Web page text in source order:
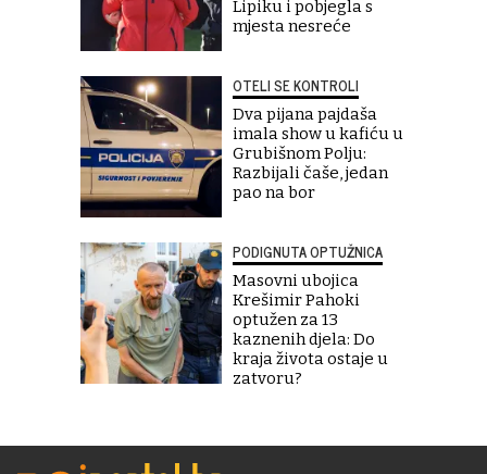
Lipiku i pobjegla s
mjesta nesreće
OTELI SE KONTROLI
Dva pijana pajdaša
imala show u kafiću u
Grubišnom Polju:
Razbijali čaše, jedan
pao na bor
PODIGNUTA OPTUŽNICA
Masovni ubojica
Krešimir Pahoki
optužen za 13
kaznenih djela: Do
kraja života ostaje u
zatvoru?